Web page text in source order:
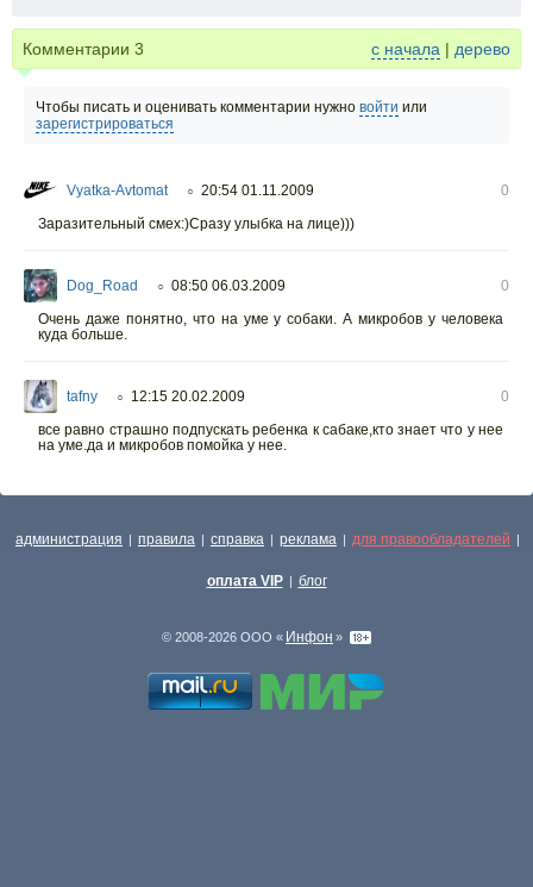
Комментарии 3 с начала | дерево
Чтобы писать и оценивать комментарии нужно войти или
зарегистрироваться
Vyatka-Avtomat ○ 20:54 01.11.2009
0
Заразительный смех:)Сразу улыбка на лице)))
Dog_Road ○ 08:50 06.03.2009
0
Очень даже понятно, что на уме у собаки. А микробов у человека
куда больше.
tafny ○ 12:15 20.02.2009
0
все равно страшно подпускать ребенка к сабаке,кто знает что у нее
на уме.да и микробов помойка у нее.
администрация | правила | справка | реклама | для правообладателей |
оплата VIP | блог
© 2008-2026 ООО « Инфон »